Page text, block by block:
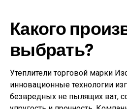
Какого
выбрать?
Утеплители торговой марки
инновационные технологии
безвредных не пылящих ват,